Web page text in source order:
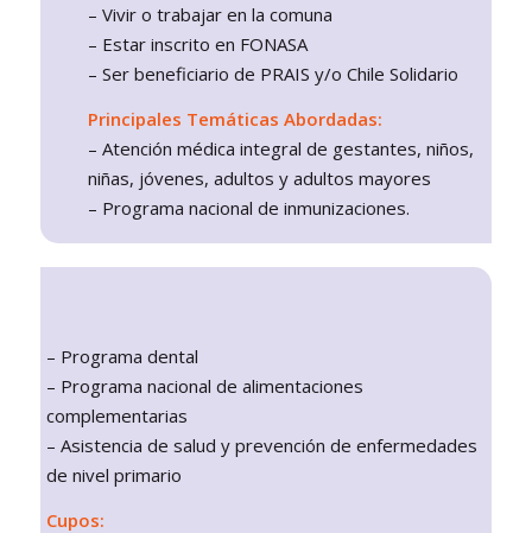
– Vivir o trabajar en la comuna
– Estar inscrito en FONASA
– Ser beneficiario de PRAIS y/o Chile Solidario
Principales Temáticas Abordadas:
– Atención médica integral de gestantes, niños,
niñas, jóvenes, adultos y adultos mayores
– Programa nacional de inmunizaciones.
– Programa dental
– Programa nacional de alimentaciones
complementarias
– Asistencia de salud y prevención de enfermedades
de nivel primario
Cupos: